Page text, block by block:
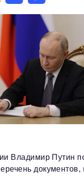
+7 495 727-01-67
редакции:
редакционная
партнерами
Владимир Путин
документов,